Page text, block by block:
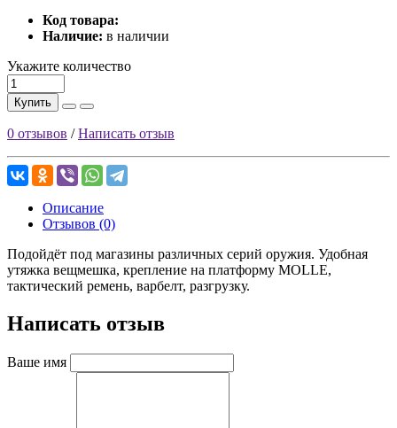
Код товара:
Наличие: в наличии
Укажите количество
Купить
0 отзывов /Написать отзыв
Описание
Отзывов (0)
Подойдёт под магазины различных серий оружия. Удобная
утяжка вещмешка, крепление на платформу MOLLE,
тактический ремень, варбелт, разгрузку.
Написать отзыв
Ваше имя